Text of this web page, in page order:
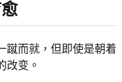
蹴而就，但即使是朝着
改变。